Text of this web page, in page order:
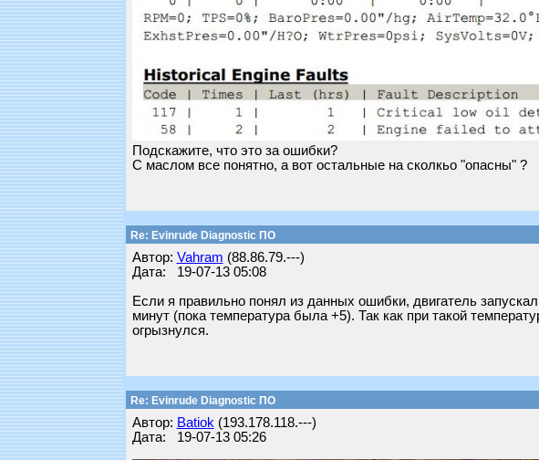
Подскажите, что это за ошибки?
С маслом все понятно, а вот остальные на сколкьо "опасны" ?
Re: Evinrude Diagnostic ПО
Автор: Vahram (88.86.79.---)
Дата: 19-07-13 05:08
Если я правильно понял из данных ошибки, двигатель
минут (пока температура была +5). Так как при такой
огрызнулся.
Re: Evinrude Diagnostic ПО
Автор: Batiok (193.178.118.---)
Дата: 19-07-13 05:26